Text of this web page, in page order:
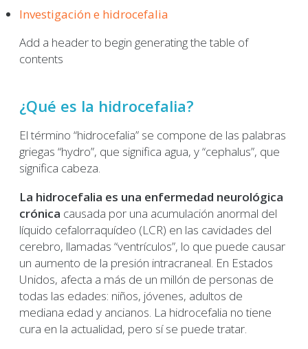
Investigación e hidrocefalia
Add a header to begin generating the table of
contents
¿Qué es la hidrocefalia?
El término “hidrocefalia” se compone de las palabras
griegas “hydro”, que significa agua, y “cephalus”, que
significa cabeza.
La hidrocefalia es una enfermedad neurológica
crónica causada por una acumulación anormal del
líquido cefalorraquídeo (LCR) en las cavidades del
cerebro, llamadas “ventrículos”, lo que puede causar
un aumento de la presión intracraneal. En Estados
Unidos, afecta a más de un millón de personas de
todas las edades: niños, jóvenes, adultos de
mediana edad y ancianos. La hidrocefalia no tiene
cura en la actualidad, pero sí se puede tratar.